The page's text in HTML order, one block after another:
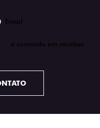
Email
e concordo em receber